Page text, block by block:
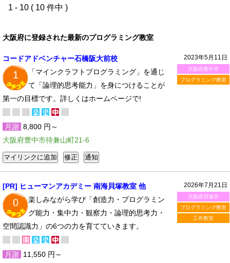
1 - 10 ( 10 件中 )
大阪府に登録された最新のプログラミング教室
2023年5月11日
大阪府豊中市
プログラミング教室
コードアドベンチャー石橋阪大前校
1
「マインクラフトプログラミング」を通じ
て「論理的思考能力」を身につけることが
第一の目標です。詳しくはホームページで!
月謝 8,800 円～
大阪府豊中市待兼山町21-6
2026年7月21日
大阪府貝塚市
プログラミング教室
工作教室
[PR] ヒューマンアカデミー 南海貝塚教室 他
0
楽しみながら学び「創造力・プログラミン
グ能力・集中力・観察力・論理的思考力・
空間認識力」の6つの力を育てていきます。
月謝 11,550 円～